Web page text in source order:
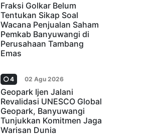
Fraksi Golkar Belum
Tentukan Sikap Soal
Wacana Penjualan Saham
Pemkab Banyuwangi di
Perusahaan Tambang
Emas
4 02 Agu 2026
Geopark Ijen Jalani
Revalidasi UNESCO Global
Geopark, Banyuwangi
Tunjukkan Komitmen Jaga
Warisan Dunia